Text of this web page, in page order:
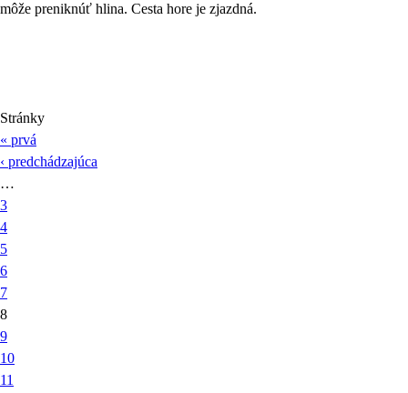
môže preniknúť hlina. Cesta hore je zjazdná.
Stránky
« prvá
‹ predchádzajúca
…
3
4
5
6
7
8
9
10
11